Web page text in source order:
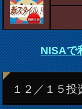
NISAで
１２／１５投